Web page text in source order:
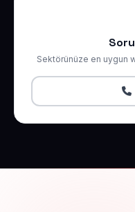
Sektörünüze en uygun